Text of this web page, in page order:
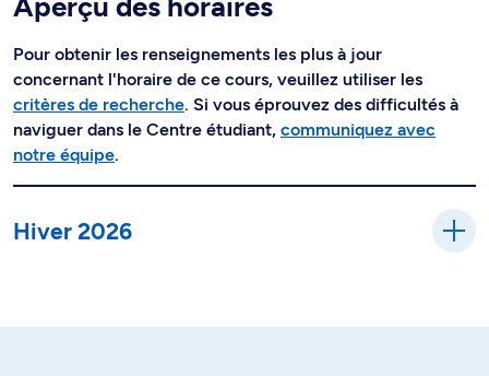
Pour obtenir les renseignements les plus à jour
concernant l'horaire de ce cours, veuillez utiliser les
critères de recherche. Si vous éprouvez des difficultés à
naviguer dans le Centre étudiant, communiquez avec
notre équipe.
Hiver 2026